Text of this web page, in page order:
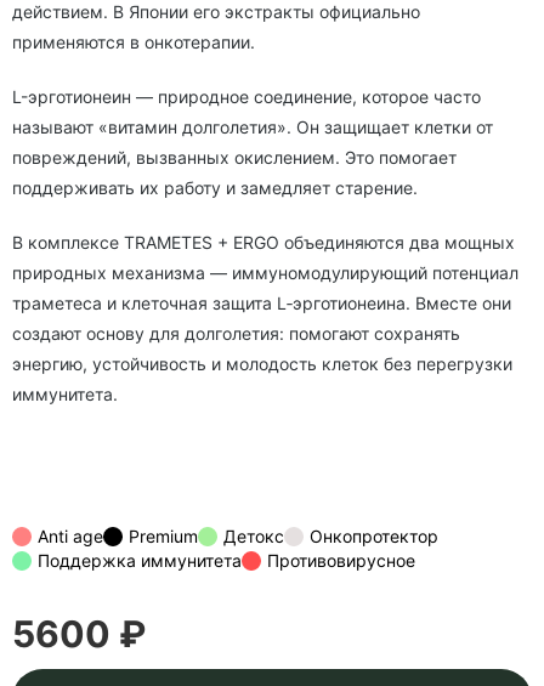
действием. В Японии его экстракты официально
применяются в онкотерапии.
L-эрготионеин — природное соединение, которое часто
называют «витамин долголетия». Он защищает клетки от
повреждений, вызванных окислением. Это помогает
поддерживать их работу и замедляет старение.
В комплексе TRAMETES + ERGO объединяются два мощных
природных механизма — иммуномодулирующий потенциал
траметеса и клеточная защита L‑эрготионеина. Вместе они
создают основу для долголетия: помогают сохранять
энергию, устойчивость и молодость клеток без перегрузки
иммунитета.
Anti age Premium Детокс
Онкопротектор
Поддержка иммунитета
Противовирусное
5600 ₽